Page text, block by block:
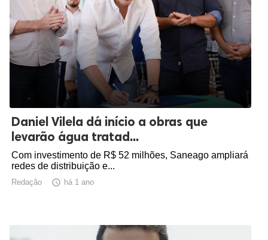
Daniel Vilela dá início a obras que
levarão água tratad...
Com investimento de R$ 52 milhões, Saneago ampliará
redes de distribuição e...
Redação  há 1 ano